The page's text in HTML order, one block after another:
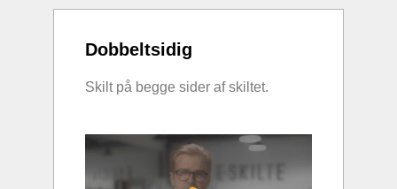
Dobbeltsidig
Skilt på begge sider af skiltet.